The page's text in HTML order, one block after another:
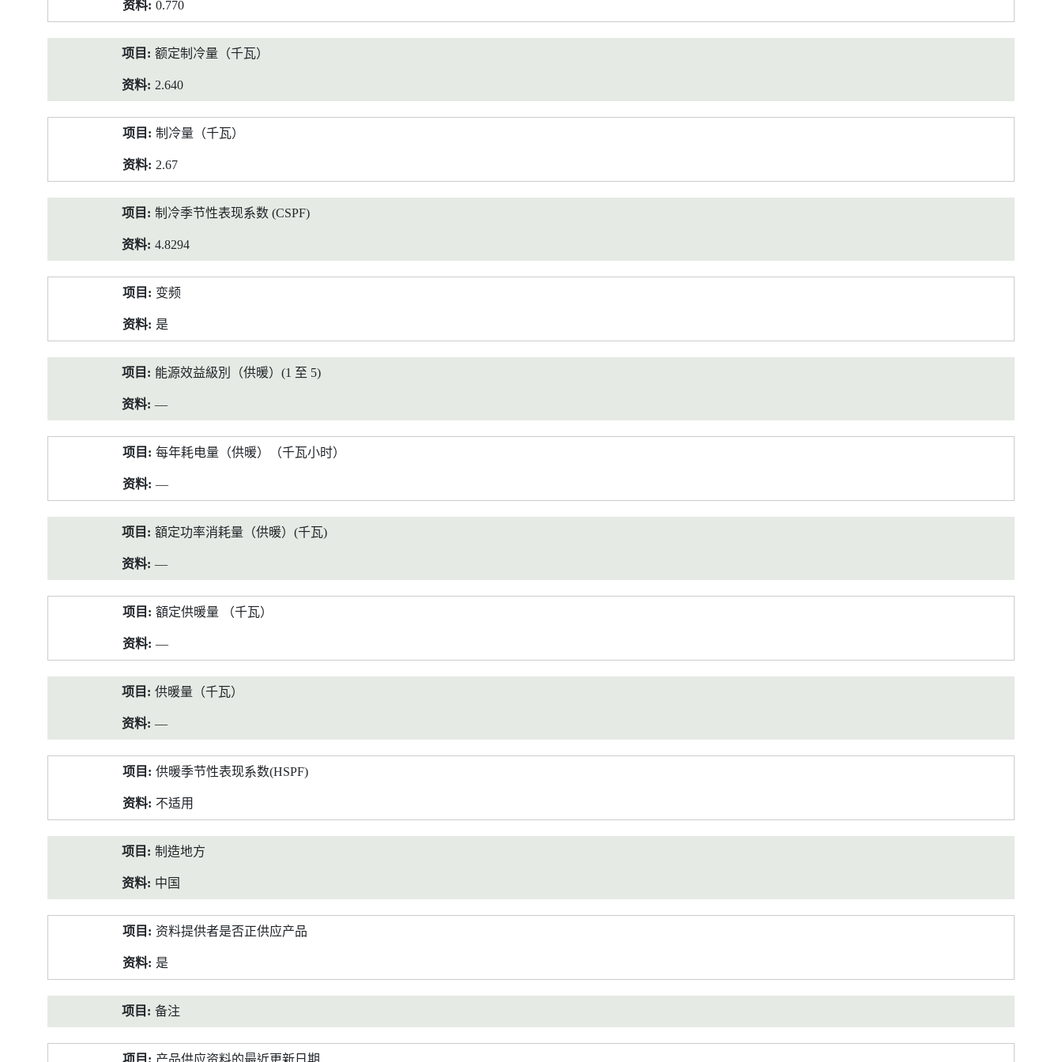
0.770
额定制冷量（千瓦）
2.640
制冷量（千瓦）
2.67
制冷季节性表现系数 (CSPF)
4.8294
变频
是
能源效益級別（供暖）(1 至 5)
—
每年耗电量（供暖）（千瓦小时）
—
額定功率消耗量（供暖）(千瓦)
—
額定供暖量 （千瓦）
—
供暖量（千瓦）
—
供暖季节性表现系数(HSPF)
不适用
制造地方
中国
资料提供者是否正供应产品
是
备注
产品供应资料的最近更新日期